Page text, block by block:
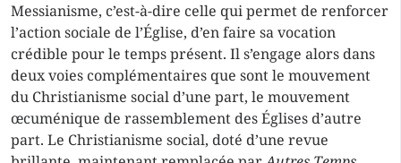
Messianisme, c’est-à-dire celle qui permet de renforcer
l’action sociale de l’Église, d’en faire sa vocation
crédible pour le temps présent. Il s’engage alors dans
deux voies complémentaires que sont le mouvement
du Christianisme social d’une part, le mouvement
œcuménique de rassemblement des Églises d’autre
part. Le Christianisme social, doté d’une revue